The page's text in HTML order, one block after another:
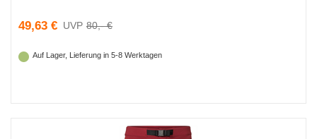
49,63 € 80,- €
Auf Lager, Lieferung in 5-8 Werktagen